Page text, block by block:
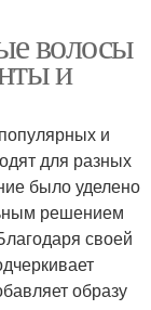
волосы
и
и
для разных
было уделено
решением
своей
образу